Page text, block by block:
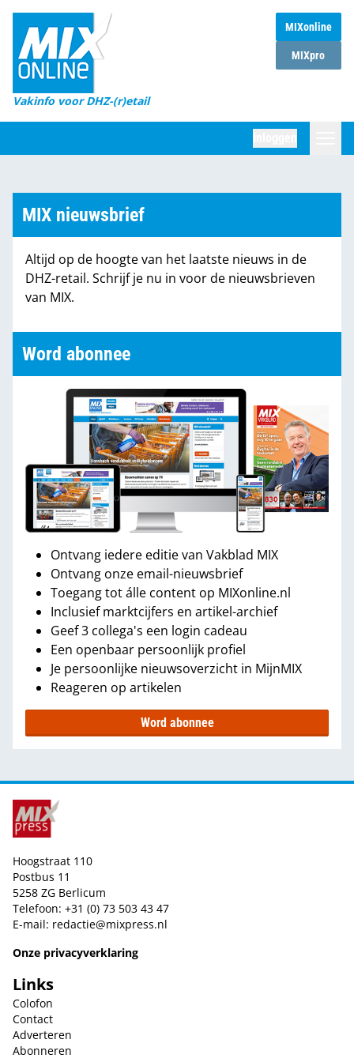
MIXonline
MIXpro
Vakinfo voor DHZ-(r)etail
Home
Magazines
DHZ Sessie
Marktcijfers
Partners
MIX nieuwsbrief
Altijd op de hoogte van het laatste nieuws in de
DHZ-retail. Schrijf je nu in voor de nieuwsbrieven
van MIX.
Word abonnee
Ontvang iedere editie van Vakblad MIX
Ontvang onze email-nieuwsbrief
Toegang tot álle content op MIXonline.nl
Inclusief marktcijfers en artikel-archief
Geef 3 collega's een login cadeau
Een openbaar persoonlijk profiel
Je persoonlijke nieuwsoverzicht in MijnMIX
Reageren op artikelen
Word abonnee
Hoogstraat 110
Postbus 11
5258 ZG Berlicum
Telefoon: +31 (0) 73 503 43 47
E-mail: redactie@mixpress.nl
Onze privacyverklaring
Links
Colofon
Contact
Adverteren
Abonneren